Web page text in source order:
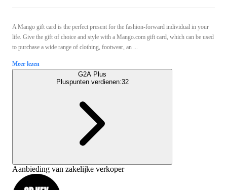
A Mango gift card is the perfect present for the fashion-forward individual in your
life. Give the gift of choice and style with a Mango.com gift card, which can be used
to purchase a wide range of clothing, footwear, an ...
Meer lezen
G2A Plus
Pluspunten verdienen:32
Aanbieding van zakelijke verkoper